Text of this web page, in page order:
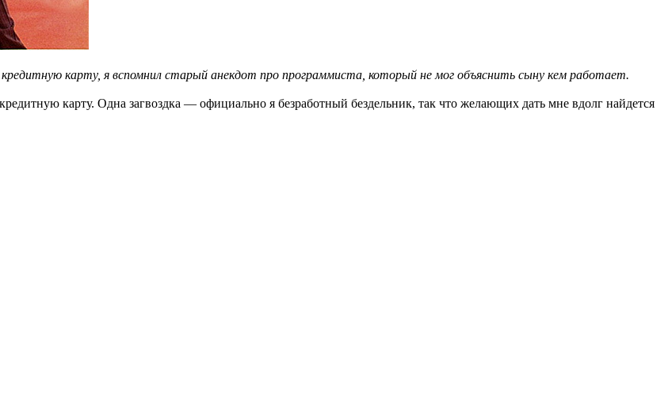
кредитную карту, я вспомнил старый анекдот про программиста, который не мог объяснить сыну кем работает.
карту. Одна загвоздка — официально я безработный бездельник, так что желающих дать мне вдолг найдется